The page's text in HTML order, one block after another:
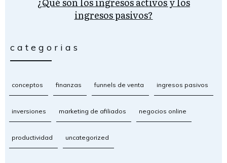
ingresos pasivos?
categorias
conceptos finanzas funnels de venta ingresos pasivos
inversiones marketing de afiliados negocios online
productividad uncategorized